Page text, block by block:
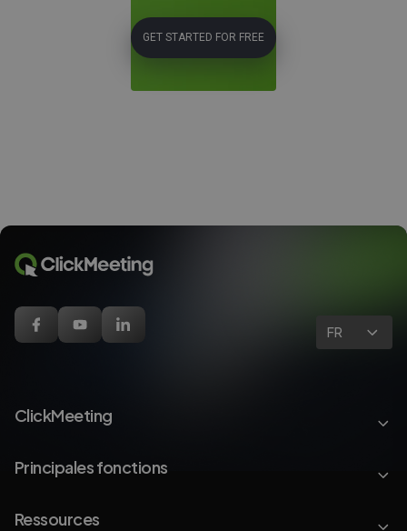
GET STARTED FOR FREE
FR
ClickMeeting
Principales fonctions
Ressources